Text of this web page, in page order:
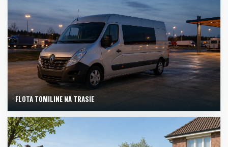
FLOTA TOMILINE NA TRASIE